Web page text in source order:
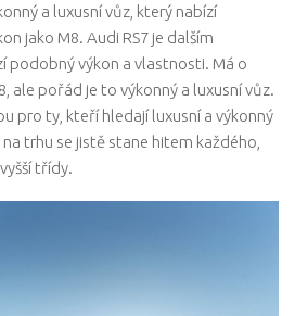
a luxusní vůz, který nabízí
jako M8. Audi RS7 je dalším
podobný výkon a vlastnosti. Má o
ale pořád je to výkonný a luxusní vůz.
pro ty, kteří hledají luxusní a výkonný
trhu se jistě stane hitem každého,
třídy.